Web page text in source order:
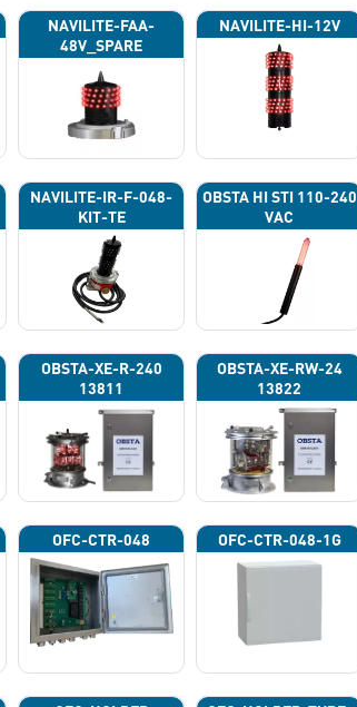
NAVILITE-FAA-
48V_SPARE
NAVILITE-HI-12V
NAVILITE-IR-F-048-
KIT-TE
OBSTA HI STI 110-240
VAC
OBSTA-XE-R-240
13811
OBSTA-XE-RW-24
13822
OFC-CTR-048 OFC-CTR-048-1G